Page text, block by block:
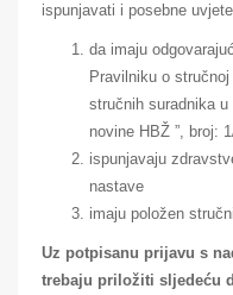
ispunjavati i posebne
da imaju
Pravilniku o
stručnih suradnika u
novine HBŽ ”, broj:
ispunjavaju
nastave
imaju položen
Uz potpisanu prijavu s
trebaju priložiti sljedeću